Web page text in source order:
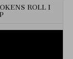
ROLL I